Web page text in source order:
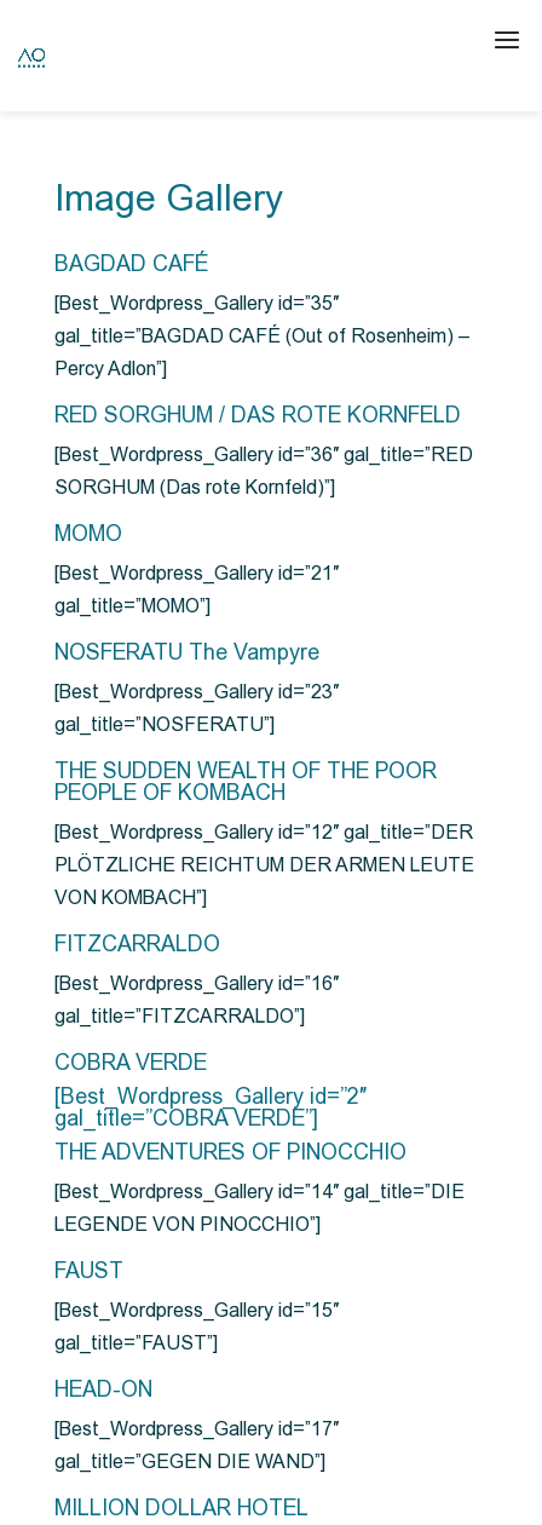
Image Gallery
BAGDAD CAFÉ
[Best_Wordpress_Gallery id=”35″
gal_title=”BAGDAD CAFÉ (Out of Rosenheim) –
Percy Adlon”]
RED SORGHUM / DAS ROTE KORNFELD
[Best_Wordpress_Gallery id=”36″ gal_title=”RED
SORGHUM (Das rote Kornfeld)”]
MOMO
[Best_Wordpress_Gallery id=”21″
gal_title=”MOMO”]
NOSFERATU The Vampyre
[Best_Wordpress_Gallery id=”23″
gal_title=”NOSFERATU”]
THE SUDDEN WEALTH OF THE POOR
PEOPLE OF KOMBACH
[Best_Wordpress_Gallery id=”12″ gal_title=”DER
PLÖTZLICHE REICHTUM DER ARMEN LEUTE
VON KOMBACH”]
FITZCARRALDO
[Best_Wordpress_Gallery id=”16″
gal_title=”FITZCARRALDO”]
COBRA VERDE
[Best_Wordpress_Gallery id=”2″
gal_title=”COBRA VERDE”]
THE ADVENTURES OF PINOCCHIO
[Best_Wordpress_Gallery id=”14″ gal_title=”DIE
LEGENDE VON PINOCCHIO”]
FAUST
[Best_Wordpress_Gallery id=”15″
gal_title=”FAUST”]
HEAD-ON
[Best_Wordpress_Gallery id=”17″
gal_title=”GEGEN DIE WAND”]
MILLION DOLLAR HOTEL